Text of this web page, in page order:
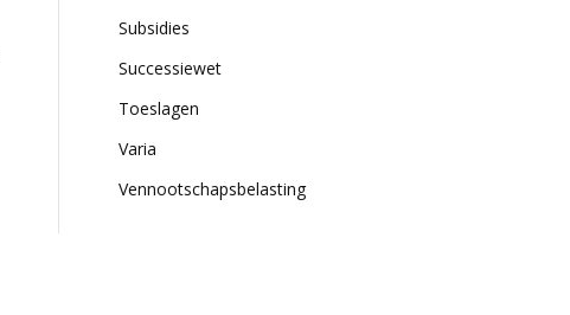
Subsidies
Successiewet
Toeslagen
Varia
Vennootschapsbelasting